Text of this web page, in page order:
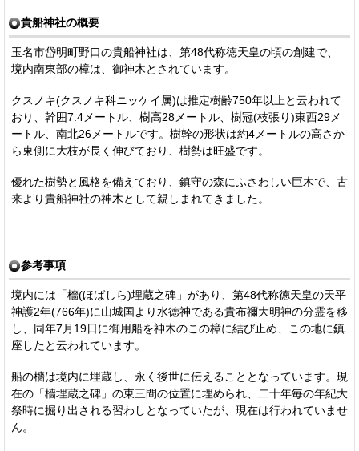
貴船神社の概要
玉名市岱明町野口の貴船神社は、第48代称徳天皇の頃の創建で、
境内南東部の樟は、御神木とされています。
クスノキ(クスノキ科ニッケイ属)は推定樹齢750年以上と云われて
おり、幹囲7.4メートル、樹高28メートル、樹冠(枝張り)東西29メ
ートル、南北26メートルです。樹幹の形状は約4メートルの高さか
ら東側に大枝が長く伸びており、樹勢は旺盛です。
優れた樹勢と風格を備えており、鎮守の森にふさわしい巨木で、古
来より貴船神社の神木として親しまれてきました。
参考事項
境内には「檣(ほばしら)埋蔵之碑」があり、第48代称徳天皇の天平
神護2年(766年)に山城国より水徳神である貴布禰大明神の分霊を移
し、同年7月19日に御用船を神木のこの樟に結び止め、この地に鎮
座したと云われています。
船の檣は境内に埋蔵し、永く後世に伝えることとなっています。現
在の「檣埋蔵之碑」の東三間の位置に埋められ、二十年毎の年紀大
祭時に掘り出される習わしとなっていたが、現在は行われていませ
ん。